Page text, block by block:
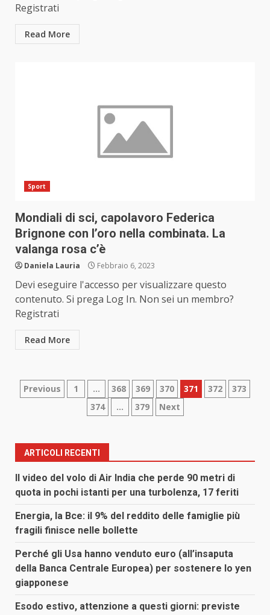
Registrati
Read More
Sport
Mondiali di sci, capolavoro Federica
Brignone con l’oro nella combinata. La
valanga rosa c’è
Daniela Lauria Febbraio 6, 2023
Devi eseguire l'accesso per visualizzare questo
contenuto. Si prega Log In. Non sei un membro?
Registrati
Read More
Paginazione
articoli
Previous 1 … 368 369 370 371 372
373
374
… 379 Next
ARTICOLI RECENTI
Il video del volo di Air India che perde 90 metri di
quota in pochi istanti per una turbolenza, 17 feriti
Energia, la Bce: il 9% del reddito delle famiglie più
fragili finisce nelle bollette
Perché gli Usa hanno venduto euro (all’insaputa
della Banca Centrale Europea) per sostenere lo yen
giapponese
Esodo estivo, attenzione a questi giorni: previste